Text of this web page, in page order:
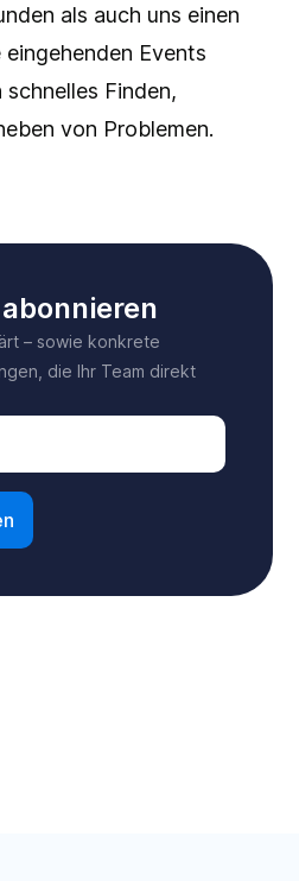
als auch uns einen
Events
Finden,
von Problemen.
– sowie konkrete
die Ihr Team direkt